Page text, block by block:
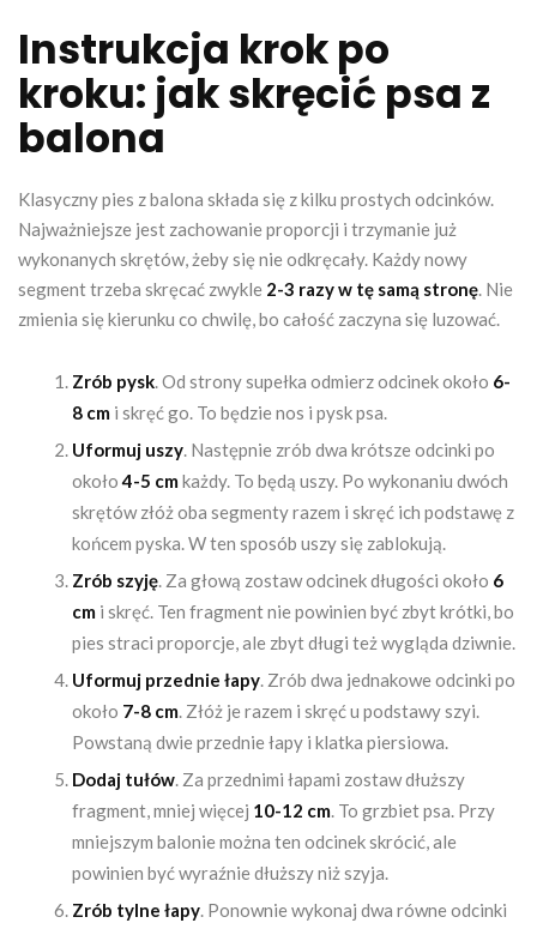
Instrukcja krok po
kroku: jak skręcić psa z
balona
Klasyczny pies z balona składa się z kilku prostych odcinków.
Najważniejsze jest zachowanie proporcji i trzymanie już
wykonanych skrętów, żeby się nie odkręcały. Każdy nowy
segment trzeba skręcać zwykle 2-3 razy w tę samą stronę . Nie
zmienia się kierunku co chwilę, bo całość zaczyna się luzować.
Zrób pysk . Od strony supełka odmierz odcinek około 6-
8 cm i skręć go. To będzie nos i pysk psa.
Uformuj uszy . Następnie zrób dwa krótsze odcinki po
około4-5 cm każdy. To będą uszy. Po wykonaniu dwóch
skrętów złóż oba segmenty razem i skręć ich podstawę z
końcem pyska. W ten sposób uszy się zablokują.
Zrób szyję . Za głową zostaw odcinek długości około 6
cm i skręć. Ten fragment nie powinien być zbyt krótki, bo
pies straci proporcje, ale zbyt długi też wygląda dziwnie.
Uformuj przednie łapy . Zrób dwa jednakowe odcinki po
około 7-8 cm . Złóż je razem i skręć u podstawy szyi.
Powstaną dwie przednie łapy i klatka piersiowa.
Dodaj tułów . Za przednimi łapami zostaw dłuższy
fragment, mniej więcej 10-12 cm . To grzbiet psa. Przy
mniejszym balonie można ten odcinek skrócić, ale
powinien być wyraźnie dłuższy niż szyja.
Zrób tylne łapy . Ponownie wykonaj dwa równe odcinki